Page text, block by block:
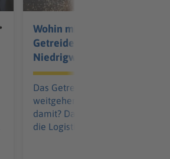
Wohin mit dem
Getreide? Folgen des
Niedrigwassers
Das Getreide in Bayern ist
weitgehend geerntet. Doch
damit? Das Niedrigwasser
die Logistik durcheinander.